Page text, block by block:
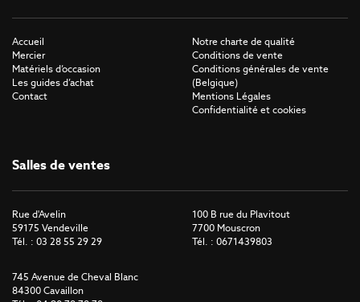
Accueil
Mercier
Matériels d’occasion
Les guides d’achat
Contact
Notre charte de qualité
Conditions de vente
Conditions générales de vente
(Belgique)
Mentions Légales
Confidentialité et cookies
Salles de ventes
Rue d'Avelin
59175 Vendeville
Tél. : 03 28 55 29 29
100 B rue du Plavitout
7700 Mouscron
Tél. : 0671439803
745 Avenue de Cheval Blanc
84300 Cavaillon